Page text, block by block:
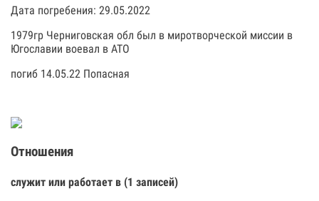
Дата погребения: 29.05.2022
1979гр Черниговская обл был в миротворческой миссии в
Югославии воевал в АТО
погиб 14.05.22 Попасная
Отношения
служит или работает в (1 записей)